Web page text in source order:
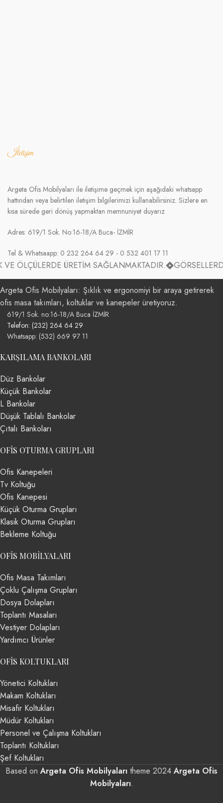
İletişim
Argeta Ofis Mobilyaları ile iletişime geçmek için aşağıdaki whatsapp
hattından veya belirtilen iletişim bilgilerimizi kullanabilirsiniz. Sizlere en
kısa sürede geri dönüş yapmaktan memnuniyet duyarız
Adres: 619/1 Sok. No:16-18/A Buca- İZMİR
Tel & Whatsaapp: 0 232 264 64 29 - 0 532 401 17 11
ÜRETİM SAĞLANMAKTADIR. GÖRSELLERDE
Argeta Ofis Mobilyaları: Şıklık ve ergonomiyi bir araya getirerek
ofis masa takımları, koltuklar ve kanepeler üretiyoruz.
619/1 Sok. no:16-18/A Buca İZMİR
Telefon: (232) 264 64 29
Whatsapp: (532) 669 97 11
KARŞILAMA BANKOLARI
Düz Bankolar
Küçük Bankolar
L Bankolar
Düşük Tablalı Bankolar
Çıtalı Bankoları
OFIS OTURMA GRUPLARI
Ofis Kanepeleri
Tv Koltuğu
Ofis Kanepesi
Küçük Oturma Grupları
Klasik Oturma Grupları
Bekleme Koltuğu
OFIS MOBILYALARI
Ofis Masa Takımları
Çoklu Çalışma Grupları
Dosya Dolapları
Toplantı Masaları
Vestiyer Dolapları
Yardımcı Ürünler
OFIS KOLTUKLARI
Yönetici Koltukları
Makam Koltukları
Misafir Koltukları
Müdür Koltukları
Personel ve Çalışma Koltukları
Toplantı Koltukları
Şef Koltukları
Based onArgeta Ofis Mobilyaları theme 2024Argeta Ofis
Mobilyaları.